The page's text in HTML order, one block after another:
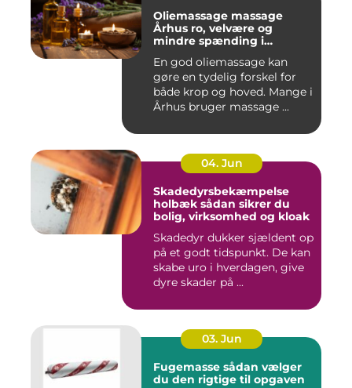
Oliemassage massage
Århus ro, velvære og
mindre spænding i
En god oliemassage kan
gøre en tydelig forskel for
både krop og hoved. Mange i
Århus bruger massage ...
04. Jun
Skadedyrsbekæmpelse
holbæk sådan sikrer du
bolig, virksomhed og kloak
Skadedyr dukker sjældent op
på et godt tidspunkt. De kan
skabe uro i hverdagen, give
dyre skader på ...
03. Jun
Fugemasse sådan vælger
du den rigtige til opgaven